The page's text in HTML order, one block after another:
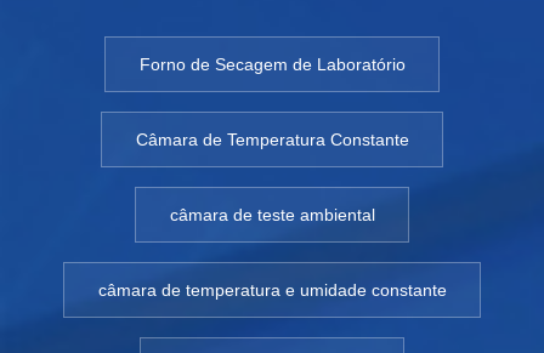
Forno de Secagem de Laboratório
Câmara de Temperatura Constante
câmara de teste ambiental
câmara de temperatura e umidade constante